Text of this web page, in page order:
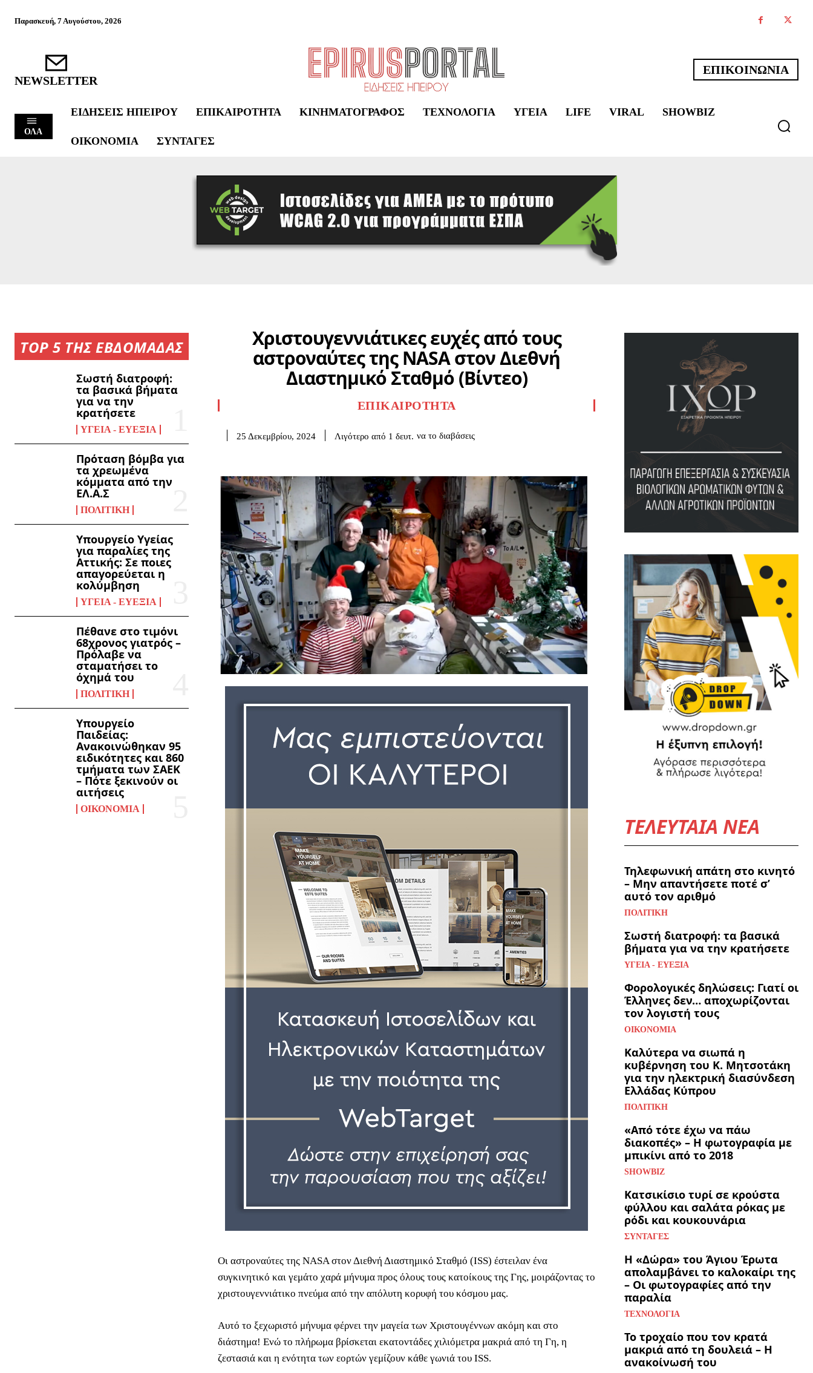
Παρασκευή, 7 Αυγούστου, 2026
NEWSLETTER
ΕΠΙΚΟΙΝΩΝΙΑ
ΟΛΑ
ΕΙΔΉΣΕΙΣ ΗΠΕΊΡΟΥ ΕΠΙΚΑΙΡΌΤΗΤΑ ΚΙΝΗΜΑΤΟΓΡΆΦΟΣ ΤΕΧΝΟΛΟΓΊΑ ΥΓΕΊΑ LIFE VIRAL SHOWBIZ
ΟΙΚΟΝΟΜΊΑ ΣΥΝΤΑΓΈΣ
TOP 5 ΤΗΣ ΕΒΔΟΜΑΔΑΣ
Σωστή διατροφή:
τα βασικά βήματα
για να την
κρατήσετε
ΥΓΕΊΑ - ΕΥΕΞΊΑ
Πρόταση βόμβα για
τα χρεωμένα
κόμματα από την
ΕΛ.Α.Σ
ΠΟΛΙΤΙΚΉ
Υπουργείο Υγείας
για παραλίες της
Αττικής: Σε ποιες
απαγορεύεται η
κολύμβηση
ΥΓΕΊΑ - ΕΥΕΞΊΑ
Πέθανε στο τιμόνι
68χρονος γιατρός –
Πρόλαβε να
σταματήσει το
όχημά του
ΠΟΛΙΤΙΚΉ
Υπουργείο
Παιδείας:
Ανακοινώθηκαν 95
ειδικότητες και 860
τμήματα των ΣΑΕΚ
– Πότε ξεκινούν οι
αιτήσεις
ΟΙΚΟΝΟΜΊΑ
Χριστουγεννιάτικες ευχές από τους
αστροναύτες της NASA στον Διεθνή
Διαστημικό Σταθμό (Βίντεο)
ΕΠΙΚΑΙΡΌΤΗΤΑ
25 Δεκεμβρίου, 2024 Λιγότερο από 1 δευτ. να το διαβάσεις
Οι αστροναύτες της NASA στον Διεθνή Διαστημικό Σταθμό (ISS) έστειλαν ένα
συγκινητικό και γεμάτο χαρά μήνυμα προς όλους τους κατοίκους της Γης, μοιράζοντας το
χριστουγεννιάτικο πνεύμα από την απόλυτη κορυφή του κόσμου μας.
Αυτό το ξεχωριστό μήνυμα φέρνει την μαγεία των Χριστουγέννων ακόμη και στο
διάστημα! Ενώ το πλήρωμα βρίσκεται εκατοντάδες χιλιόμετρα μακριά από τη Γη, η
ζεστασιά και η ενότητα των εορτών γεμίζουν κάθε γωνιά του ISS.
ΤΕΛΕΥΤΑΙΑ ΝΕΑ
Τηλεφωνική απάτη στο κινητό
– Μην απαντήσετε ποτέ σ’
αυτό τον αριθμό
ΠΟΛΙΤΙΚΉ
Σωστή διατροφή: τα βασικά
βήματα για να την κρατήσετε
ΥΓΕΊΑ - ΕΥΕΞΊΑ
Φορολογικές δηλώσεις: Γιατί οι
Έλληνες δεν… αποχωρίζονται
τον λογιστή τους
ΟΙΚΟΝΟΜΊΑ
Καλύτερα να σιωπά η
κυβέρνηση του Κ. Μητσοτάκη
για την ηλεκτρική διασύνδεση
Ελλάδας Κύπρου
ΠΟΛΙΤΙΚΉ
«Από τότε έχω να πάω
διακοπές» – Η φωτογραφία με
μπικίνι από το 2018
SHOWBIZ
Κατσικίσιο τυρί σε κρούστα
φύλλου και σαλάτα ρόκας με
ρόδι και κουκουνάρια
ΣΥΝΤΑΓΈΣ
Η «Δώρα» του Άγιου Έρωτα
απολαμβάνει το καλοκαίρι της
– Οι φωτογραφίες από την
παραλία
ΤΕΧΝΟΛΟΓΊΑ
Το τροχαίο που τον κρατά
μακριά από τη δουλειά – Η
ανακοίνωσή του